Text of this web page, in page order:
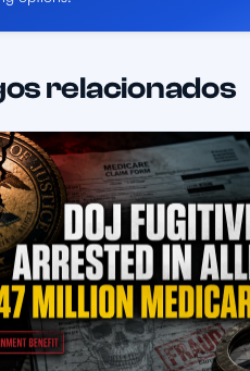
relacionados